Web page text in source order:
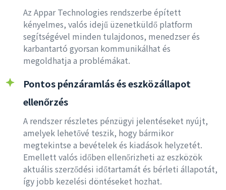
Az Appar Technologies rendszerbe épített
kényelmes, valós idejű üzenetküldő platform
segítségével minden tulajdonos, menedzser és
karbantartó gyorsan kommunikálhat és
megoldhatja a problémákat.
Pontos pénzáramlás és eszközállapot
ellenőrzés
A rendszer részletes pénzügyi jelentéseket nyújt,
amelyek lehetővé teszik, hogy bármikor
megtekintse a bevételek és kiadások helyzetét.
Emellett valós időben ellenőrizheti az eszközök
aktuális szerződési időtartamát és bérleti állapotát,
így jobb kezelési döntéseket hozhat.